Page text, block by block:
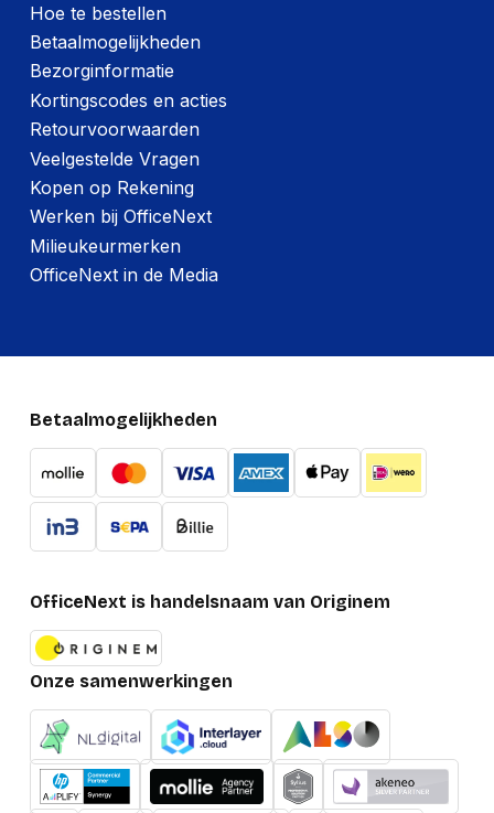
Kleur kabel
Headset type
Type product
Volumeregeling
Soort bediening
Type regeleenheid
Aanbevolen gebruik
beantwoorden/beëindigen
Gehoorbeschermingstechnologieën
DIGITAL
Signaal/ruis-
verhouding
Diepte verpakking
Hoogte verpakking
Breedte verpakking
185 mm
Gewicht verpakking
Hoe te bestellen
Betaalmogelijkheden
Bezorginformatie
Kortingscodes en acties
Retourvoorwaarden
Veelgestelde Vragen
Kopen op Rekening
Werken bij OfficeNext
Milieukeurmerken
OfficeNext in de Media
Betaalmogelijkheden
OfficeNext is handelsnaam van Originem
Onze samenwerkingen